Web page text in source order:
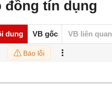
đồng tín dụng
dung VB gốc VB liên quan
Báo lỗi